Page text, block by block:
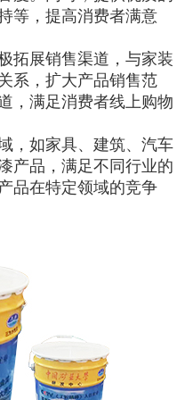
等，提高消费者满意
拓展销售渠道，与家装
系，扩大产品销售范
，满足消费者线上购物
，如家具、建筑、汽车
产品，满足不同行业的
品在特定领域的竞争